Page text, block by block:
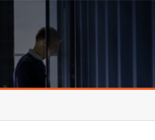
호남권연구
기획본부